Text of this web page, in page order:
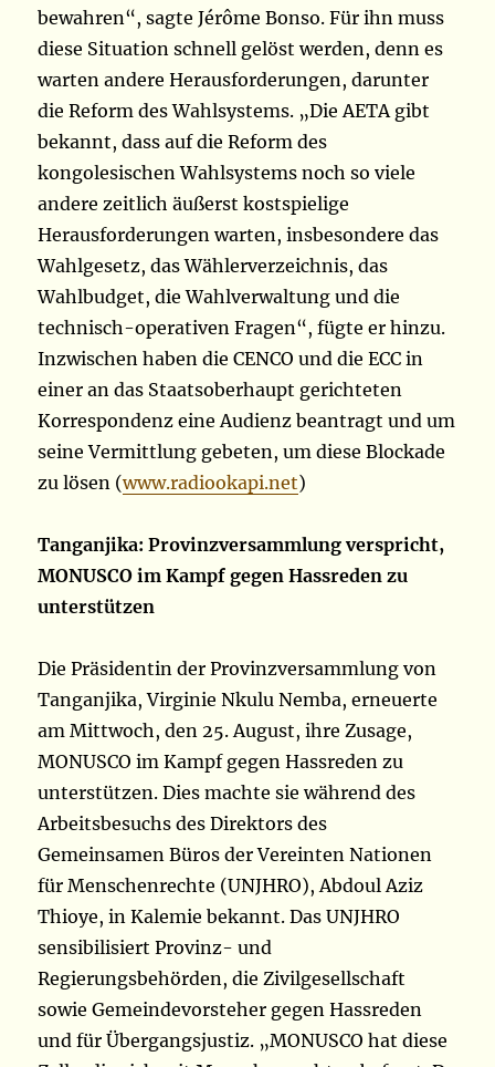
bewahren“, sagte Jérôme Bonso. Für ihn muss
diese Situation schnell gelöst werden, denn es
warten andere Herausforderungen, darunter
die Reform des Wahlsystems. „Die AETA gibt
bekannt, dass auf die Reform des
kongolesischen Wahlsystems noch so viele
andere zeitlich äußerst kostspielige
Herausforderungen warten, insbesondere das
Wahlgesetz, das Wählerverzeichnis, das
Wahlbudget, die Wahlverwaltung und die
technisch-operativen Fragen“, fügte er hinzu.
Inzwischen haben die CENCO und die ECC in
einer an das Staatsoberhaupt gerichteten
Korrespondenz eine Audienz beantragt und um
seine Vermittlung gebeten, um diese Blockade
zu lösen (www.radiookapi.net)
Tanganjika: Provinzversammlung verspricht,
MONUSCO im Kampf gegen Hassreden zu
unterstützen
Die Präsidentin der Provinzversammlung von
Tanganjika, Virginie Nkulu Nemba, erneuerte
am Mittwoch, den 25. August, ihre Zusage,
MONUSCO im Kampf gegen Hassreden zu
unterstützen. Dies machte sie während des
Arbeitsbesuchs des Direktors des
Gemeinsamen Büros der Vereinten Nationen
für Menschenrechte (UNJHRO), Abdoul Aziz
Thioye, in Kalemie bekannt. Das UNJHRO
sensibilisiert Provinz- und
Regierungsbehörden, die Zivilgesellschaft
sowie Gemeindevorsteher gegen Hassreden
und für Übergangsjustiz. „MONUSCO hat diese